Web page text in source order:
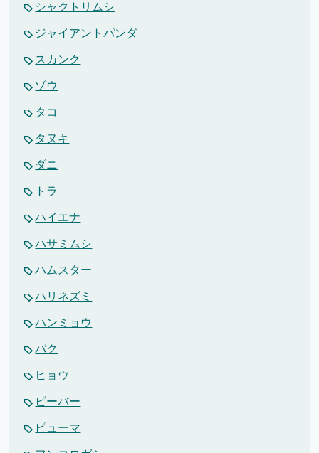
シャクトリムシ
ジャイアントパンダ
スカンク
ゾウ
タコ
タヌキ
ダニ
トラ
ハイエナ
ハサミムシ
ハムスター
ハリネズミ
ハンミョウ
バク
ヒョウ
ビーバー
ピューマ